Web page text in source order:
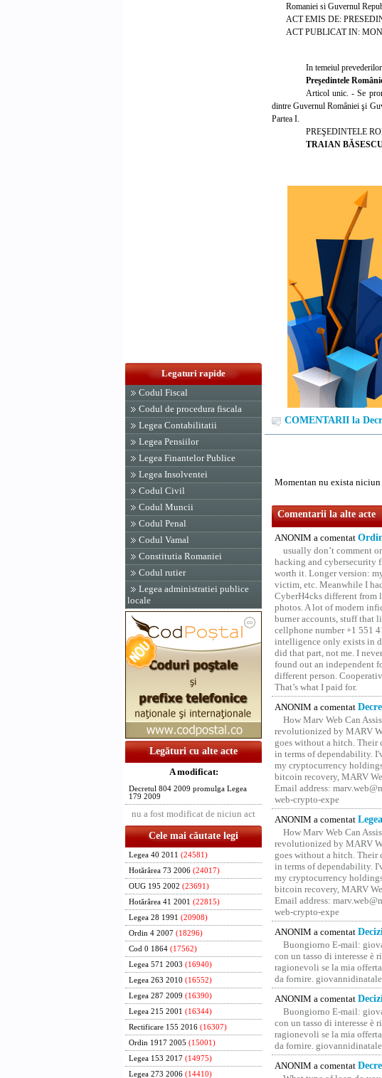
Legaturi rapide
Codul Fiscal
Codul de procedura fiscala
Legea Contabilitatii
Legea Pensiilor
Legea Finantelor Publice
Legea Insolventei
Codul Civil
Codul Muncii
Codul Penal
Codul Vamal
Constitutia Romaniei
Codul rutier
Legea administratiei publice
locale
Legături cu alte acte
A modificat:
Decretul 804 2009 promulga Legea
179 2009
nu a fost modificat de niciun act
Cele mai căutate legi
Legea 40 2011 (24581)
Hotărârea 73 2006 (24017)
OUG 195 2002 (23691)
Hotărârea 41 2001 (22815)
Legea 28 1991 (20908)
Ordin 4 2007 (18296)
Cod 0 1864 (17562)
Legea 571 2003 (16940)
Legea 263 2010 (16552)
Legea 287 2009 (16390)
Legea 215 2001 (16344)
Rectificare 155 2016 (16307)
Ordin 1917 2005 (15001)
Legea 153 2017 (14975)
Legea 273 2006 (14410)
Romaniei si Guvernul
ACT EMIS DE:
ACT PUBLICAT IN:
In temeiul
Preşedintele
Articol unic. - Se
dintre Guvernul României şi
Partea I.
PREŞEDINTELE
TRAIAN
COMENTARII la
Momentan nu exista
Comentarii la alte acte
ANONIM a comentat
usually don’t comment
hacking and cybersecurity
worth it. Longer version:
victim, etc. Meanwhile I
CyberH4cks different from
photos. A lot of modern
burner accounts, stuff that
cellphone number +1 551
intelligence only exists in
did that part, not me. I
found out an independent
different person.
That’s what I paid for.
ANONIM a comentat
How Marv Web Can
revolutionized by MARV
goes without a hitch. Their
in terms of dependability.
my cryptocurrency
bitcoin recovery, MARV
Email address:
web-crypto-expe
ANONIM a comentat
How Marv Web Can
revolutionized by MARV
goes without a hitch. Their
in terms of dependability.
my cryptocurrency
bitcoin recovery, MARV
Email address:
web-crypto-expe
ANONIM a comentat
Buongiorno E-mail:
con un tasso di interesse è
ragionevoli se la mia
da fornire.
ANONIM a comentat
Buongiorno E-mail:
con un tasso di interesse è
ragionevoli se la mia
da fornire.
ANONIM a comentat